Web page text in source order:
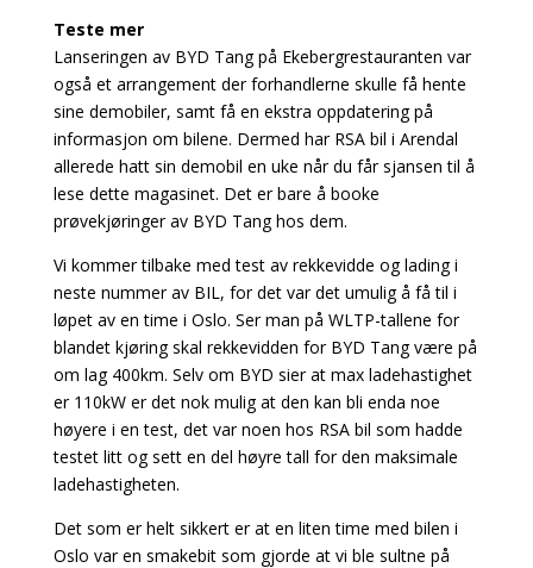
Teste mer
Lanseringen av BYD Tang på Ekebergrestauranten var
også et arrangement der forhandlerne skulle få hente
sine demobiler, samt få en ekstra oppdatering på
informasjon om bilene. Dermed har RSA bil i Arendal
allerede hatt sin demobil en uke når du får sjansen til å
lese dette magasinet. Det er bare å booke
prøvekjøringer av BYD Tang hos dem.
Vi kommer tilbake med test av rekkevidde og lading i
neste nummer av BIL, for det var det umulig å få til i
løpet av en time i Oslo. Ser man på WLTP-tallene for
blandet kjøring skal rekkevidden for BYD Tang være på
om lag 400km. Selv om BYD sier at max ladehastighet
er 110kW er det nok mulig at den kan bli enda noe
høyere i en test, det var noen hos RSA bil som hadde
testet litt og sett en del høyre tall for den maksimale
ladehastigheten.
Det som er helt sikkert er at en liten time med bilen i
Oslo var en smakebit som gjorde at vi ble sultne på